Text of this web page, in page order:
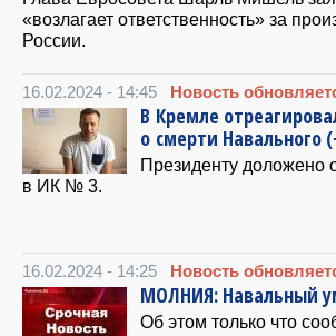
«возлагает ответственность» за
России.
16.02.2024 - 14:45 Новость
В Кремле
о смерти Навального
Президенту доложено
в ИК № 3.
16.02.2024 - 14:25 Новость
МОЛНИЯ: Навальный
Об этом только что